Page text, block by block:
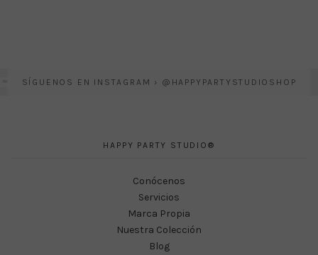
SÍGUENOS EN INSTAGRAM › @HAPPYPARTYSTUDIOSHOP
HAPPY PARTY STUDIO®
Conócenos
Servicios
Marca Propia
Nuestra Colección
Blog